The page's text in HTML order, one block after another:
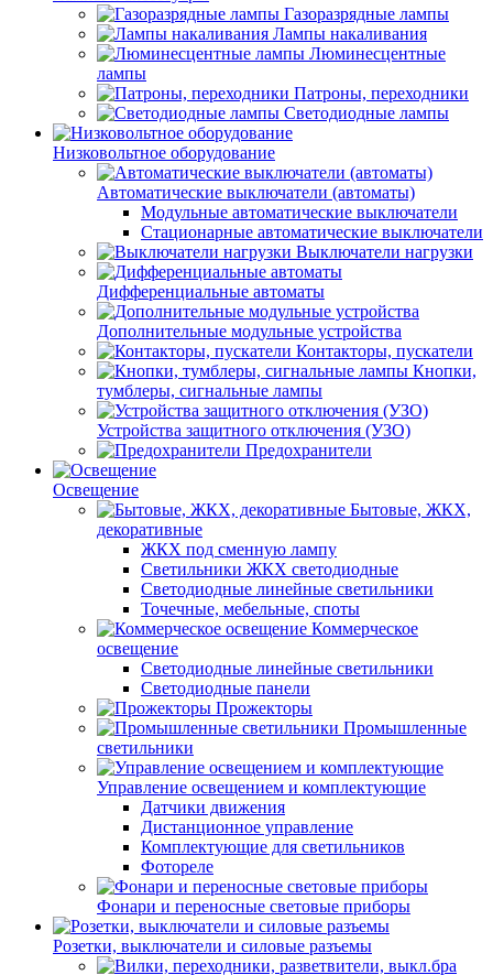
Газоразрядные лампы
Лампы накаливания
Люминесцентные
лампы
Патроны, переходники
Светодиодные лампы
Низковольтное оборудование
Автоматические выключатели (автоматы)
Модульные автоматические выключатели
Стационарные автоматические выключатели
Выключатели нагрузки
Дифференциальные автоматы
Дополнительные модульные устройства
Контакторы, пускатели
Кнопки,
тумблеры, сигнальные лампы
Устройства защитного отключения (УЗО)
Предохранители
Освещение
Бытовые, ЖКХ,
декоративные
ЖКХ под сменную лампу
Светильники ЖКХ светодиодные
Светодиодные линейные светильники
Точечные, мебельные, споты
Коммерческое
освещение
Светодиодные линейные светильники
Светодиодные панели
Прожекторы
Промышленные
светильники
Управление освещением и комплектующие
Датчики движения
Дистанционное управление
Комплектующие для светильников
Фотореле
Фонари и переносные световые приборы
Розетки, выключатели и силовые разъемы